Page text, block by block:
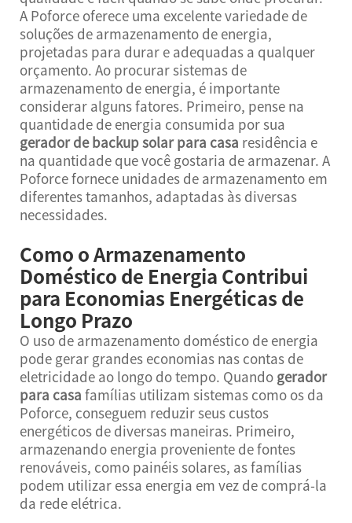
A Poforce oferece uma excelente variedade de
soluções de armazenamento de energia,
projetadas para durar e adequadas a qualquer
orçamento. Ao procurar sistemas de
armazenamento de energia, é importante
considerar alguns fatores. Primeiro, pense na
quantidade de energia consumida por sua
gerador de backup solar para casa residência e
na quantidade que você gostaria de armazenar. A
Poforce fornece unidades de armazenamento em
diferentes tamanhos, adaptadas às diversas
necessidades.
Como o Armazenamento
Doméstico de Energia Contribui
para Economias Energéticas de
Longo Prazo
O uso de armazenamento doméstico de energia
pode gerar grandes economias nas contas de
eletricidade ao longo do tempo. Quando gerador
para casa famílias utilizam sistemas como os da
Poforce, conseguem reduzir seus custos
energéticos de diversas maneiras. Primeiro,
armazenando energia proveniente de fontes
renováveis, como painéis solares, as famílias
podem utilizar essa energia em vez de comprá-la
da rede elétrica.